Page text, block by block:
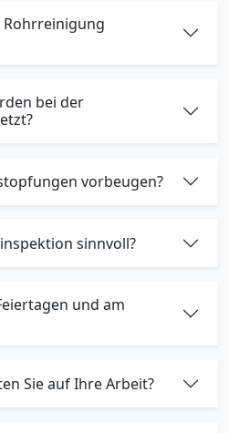
Rohrreinigung
bei der
vorbeugen?
sinnvoll?
und am
Sie auf Ihre Arbeit?